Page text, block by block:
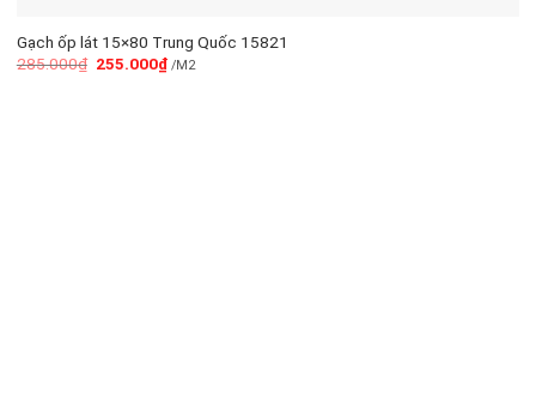
Gạch ốp lát 15×80 Trung Quốc 15821
285.000₫ 255.000₫/M2